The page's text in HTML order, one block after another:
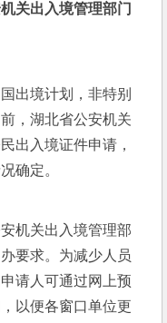
关出入境管理部门
出境计划，非特别
，湖北省公安机关
出入境证件申请，
确定。
机关出入境管理部
要求。为减少人员
请人可通过网上预
以便各窗口单位更